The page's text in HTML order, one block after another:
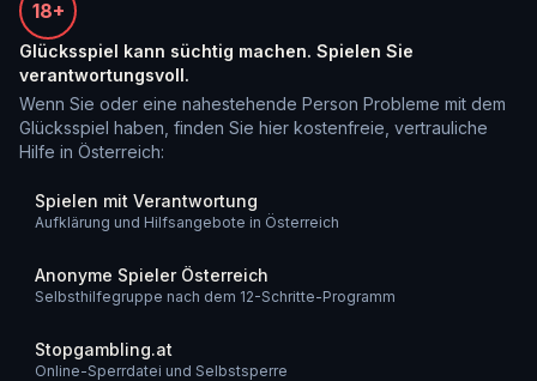
18+
Glücksspiel kann süchtig machen. Spielen Sie
verantwortungsvoll.
Wenn Sie oder eine nahestehende Person Probleme mit dem
Glücksspiel haben, finden Sie hier kostenfreie, vertrauliche
Hilfe in Österreich:
Spielen mit Verantwortung
Aufklärung und Hilfsangebote in Österreich
Anonyme Spieler Österreich
Selbsthilfegruppe nach dem 12-Schritte-Programm
Stopgambling.at
Online-Sperrdatei und Selbstsperre